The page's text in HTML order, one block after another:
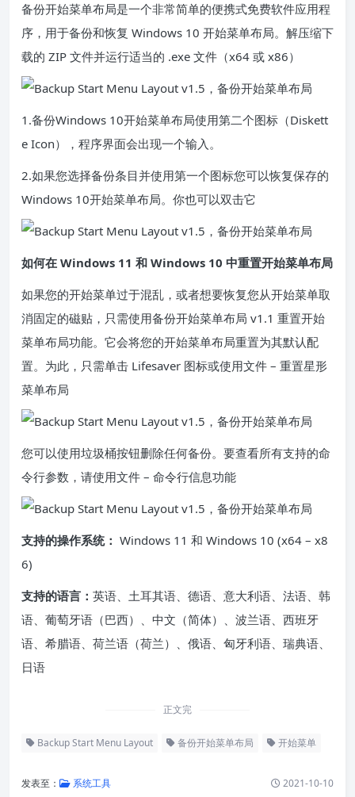
备份开始菜单布局是一个非常简单的便携式免费软件应用程
序，用于备份和恢复 Windows 10 开始菜单布局。解压缩下
载的 ZIP 文件并运行适当的 .exe 文件（x64 或 x86）
1.备份Windows 10开始菜单布局使用第二个图标（Diskett
e Icon），程序界面会出现一个输入。
2.如果您选择备份条目并使用第一个图标您可以恢复保存的
Windows 10开始菜单布局。你也可以双击它
如何在 Windows 11 和 Windows 10 中重置开始菜单布局
如果您的开始菜单过于混乱，或者想要恢复您从开始菜单取
消固定的磁贴，只需使用备份开始菜单布局 v1.1 重置开始
菜单布局功能。它会将您的开始菜单布局重置为其默认配
置。为此，只需单击 Lifesaver 图标或使用文件 – 重置星形
菜单布局
您可以使用垃圾桶按钮删除任何备份。要查看所有支持的命
令行参数，请使用文件 – 命令行信息功能
支持的操作系统： Windows 11 和 Windows 10 (x64 – x8
6)
支持的语言： 英语、土耳其语、德语、意大利语、法语、韩
语、葡萄牙语（巴西）、中文（简体）、波兰语、西班牙
语、希腊语、荷兰语（荷兰）、俄语、匈牙利语、瑞典语、
日语
正文完
Backup Start Menu Layout 备份开始菜单布局 开始菜单
发表至： 系统工具 2021-10-10